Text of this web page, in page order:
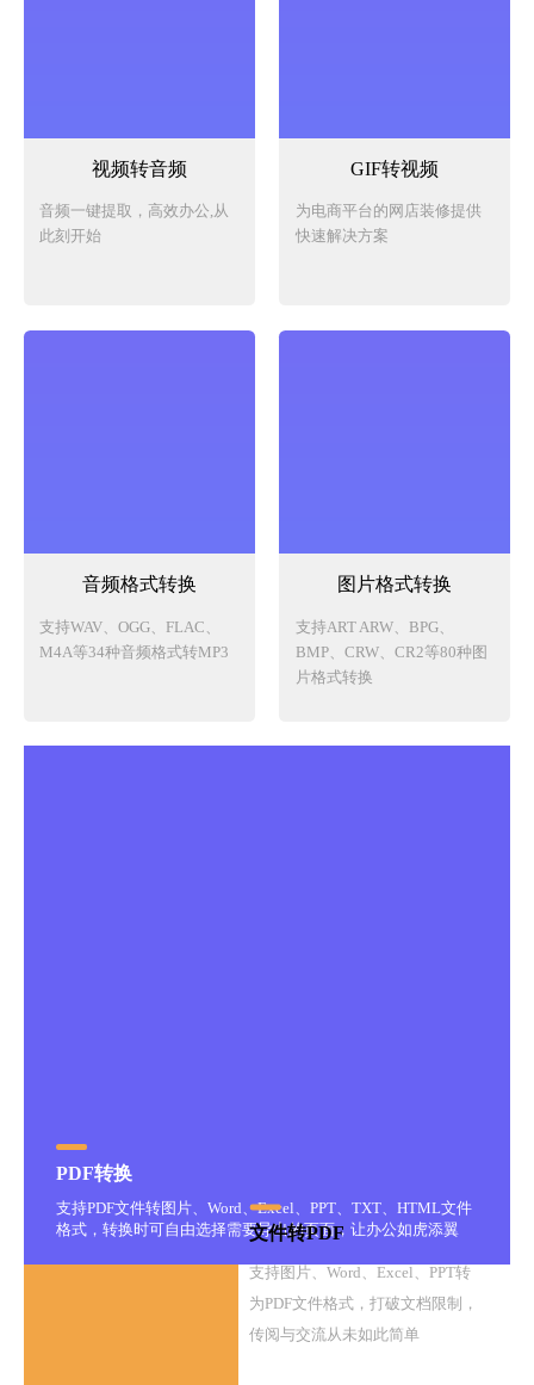
视频转音频
音频一键提取，高效办公,从
此刻开始
GIF转视频
为电商平台的网店装修提供
快速解决方案
音频格式转换
支持WAV、OGG、FLAC、
M4A等34种音频格式转MP3
图片格式转换
支持ART ARW、BPG、
BMP、CRW、CR2等80种图
片格式转换
PDF转换
支持PDF文件转图片、Word、Excel、PPT、TXT、HTML文件
格式，转换时可自由选择需要导出的页面，让办公如虎添翼
文件转PDF
支持图片、Word、Excel、PPT转
为PDF文件格式，打破文档限制，
传阅与交流从未如此简单